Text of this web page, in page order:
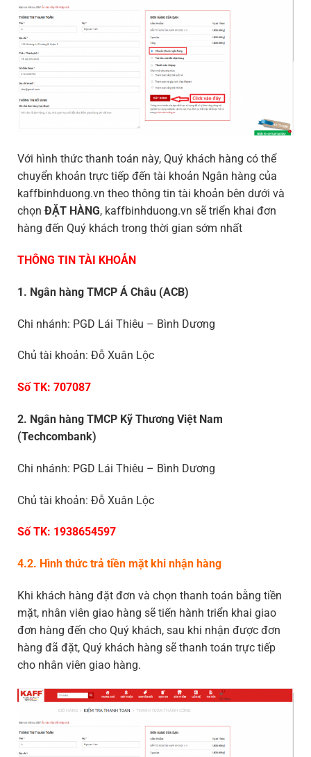
Với hình thức thanh toán này, Quý khách hàng có thể
chuyển khoản trực tiếp đến tài khoản Ngân hàng của
kaffbinhduong.vn theo thông tin tài khoản bên dưới và
chọn ĐẶT HÀNG, kaffbinhduong.vn sẽ triển khai đơn
hàng đến Quý khách trong thời gian sớm nhất
THÔNG TIN TÀI KHOẢN
1. Ngân hàng TMCP Á Châu (ACB)
Chi nhánh: PGD Lái Thiêu – Bình Dương
Chủ tài khoản: Đỗ Xuân Lộc
Số TK: 707087
2. Ngân hàng TMCP Kỹ Thương Việt Nam
(Techcombank)
Chi nhánh: PGD Lái Thiêu – Bình Dương
Chủ tài khoản: Đỗ Xuân Lộc
Số TK: 1938654597
4.2. Hình thức trả tiền mặt khi nhận hàng
Khi khách hàng đặt đơn và chọn thanh toán bằng tiền
mặt, nhân viên giao hàng sẽ tiến hành triển khai giao
đơn hàng đến cho Quý khách, sau khi nhận được đơn
hàng đã đặt, Quý khách hàng sẽ thanh toán trực tiếp
cho nhân viên giao hàng.